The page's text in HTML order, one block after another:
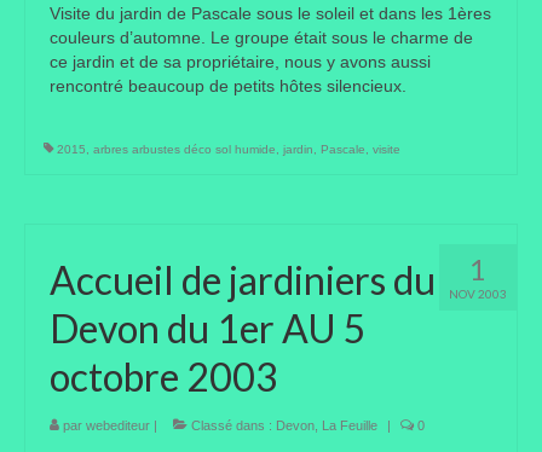
Liens préférés de JPL
Dictons
Recettes
Desserts
Boissons
Autres
Visite du jardin de Pascale sous le soleil et dans les 1ères
couleurs d’automne. Le groupe était sous le charme de
ce jardin et de sa propriétaire, nous y avons aussi
rencontré beaucoup de petits hôtes silencieux.
2015 arbres arbustes déco sol humide jardin Pascale visite
1
NOV 2003
Accueil de jardiniers du
Devon du 1er AU 5
octobre 2003
par webediteur | Classé dans : Devon La Feuille | 0